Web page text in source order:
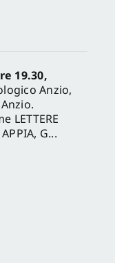
19.30,
Anzio,
LETTERE
G...